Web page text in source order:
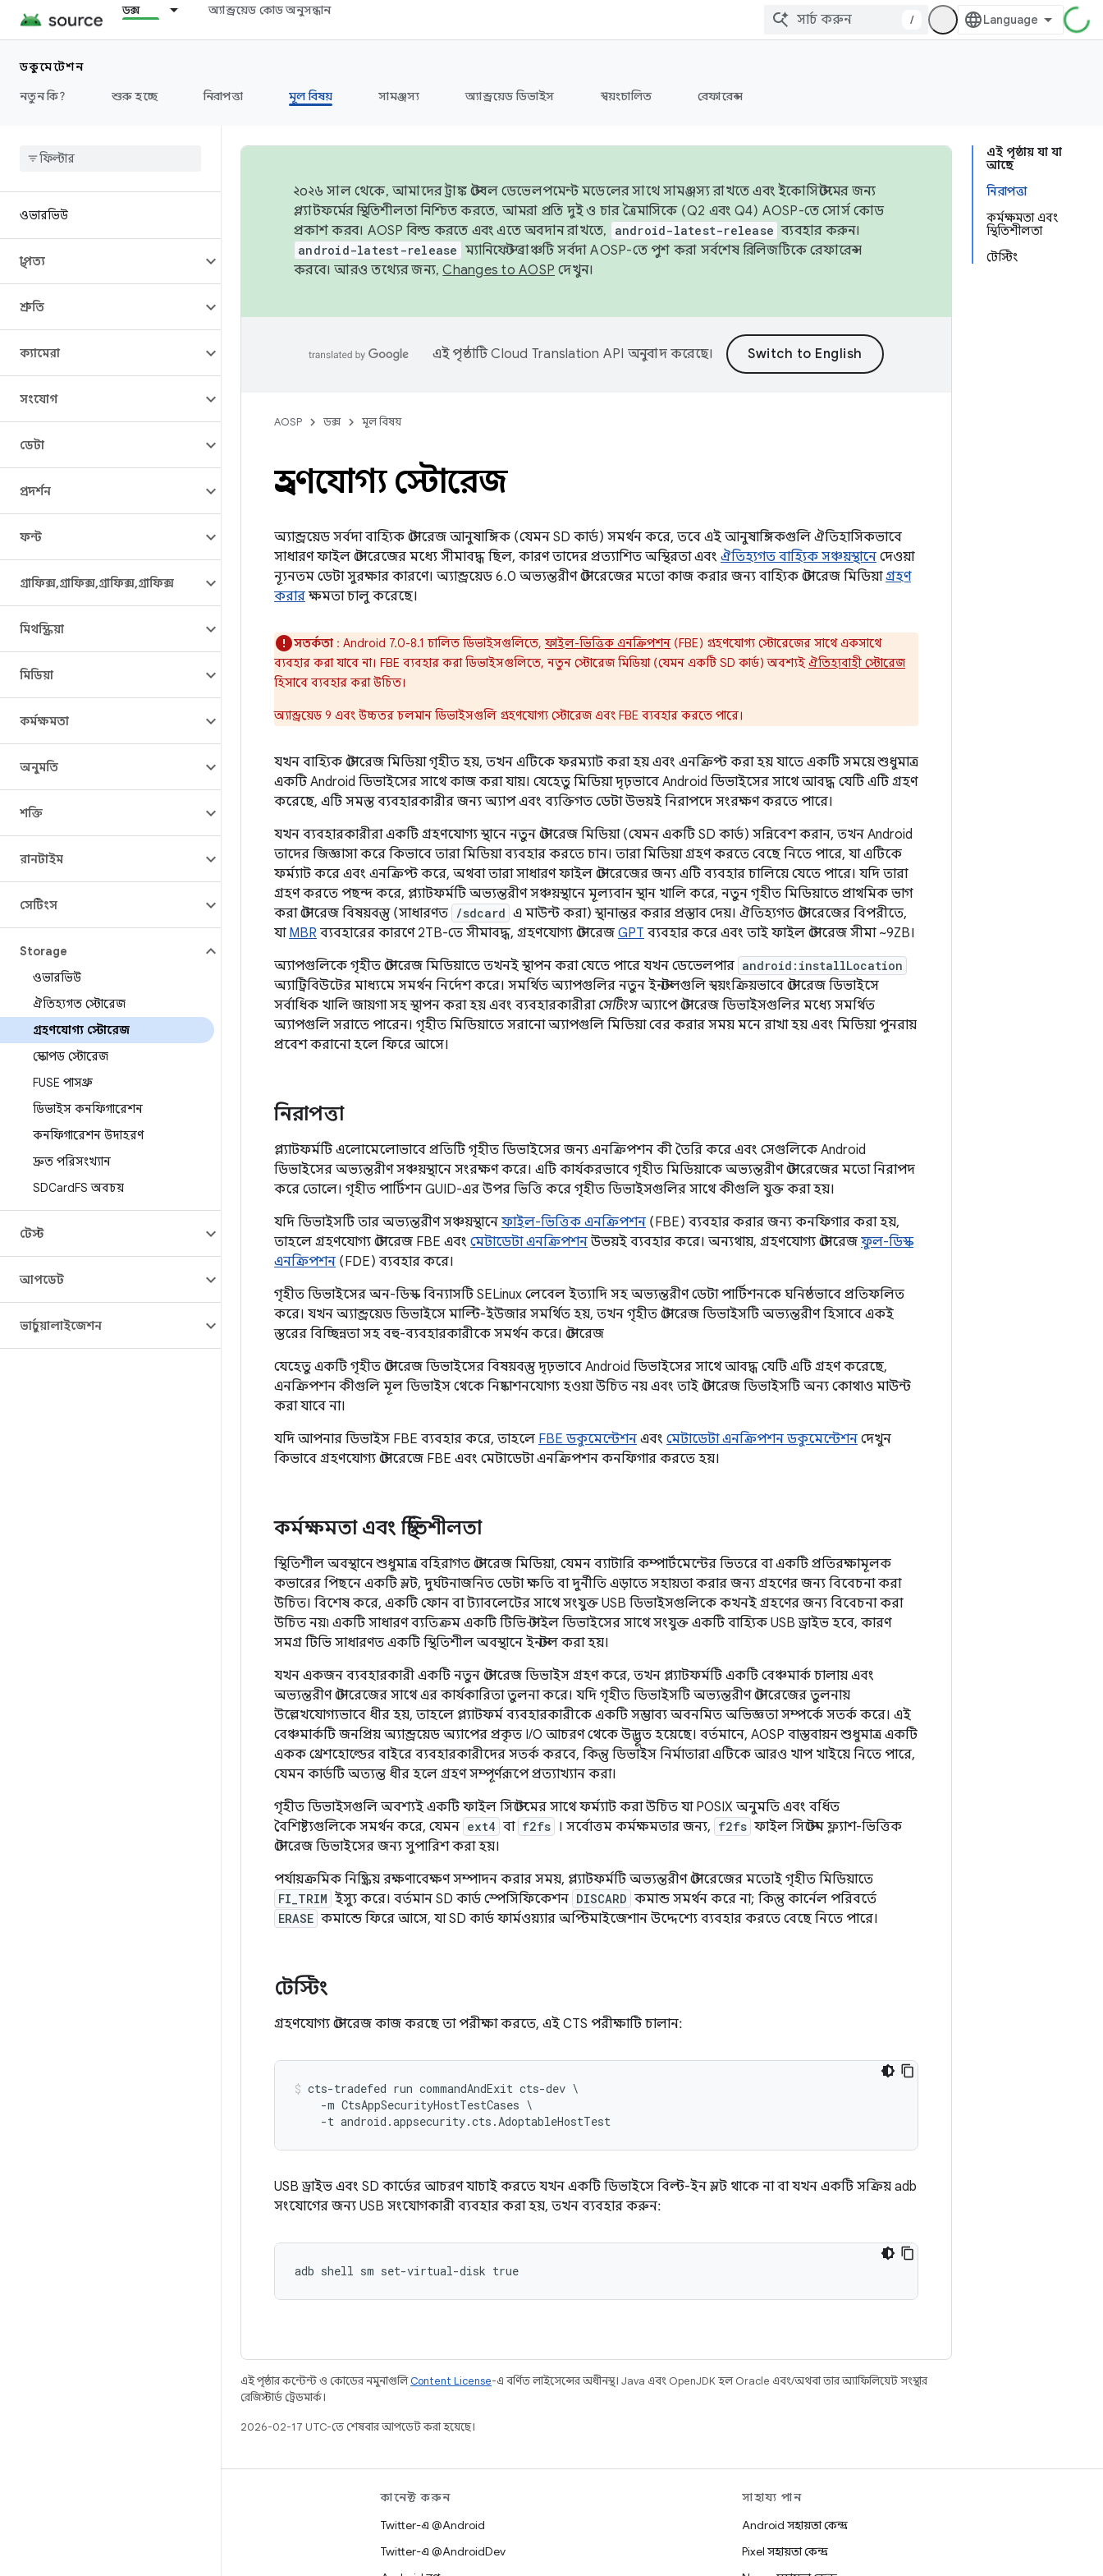
ডক্স অ্যান্ড্রয়েড কোড অনুসন্ধান
/
ডকুমেন্টেশন
নতুন কি?
শুরু হচ্ছে নিরাপত্তা মূল বিষয় সামঞ্জস্য অ্যান্ড্রয়েড ডিভাইস স্বয়ংচালিত রেফারেন্স
ওভারভিউ
স্থাপত্য
শ্রুতি
ক্যামেরা
সংযোগ
ডেটা
প্রদর্শন
ফন্ট
গ্রাফিক্স,গ্রাফিক্স,গ্রাফিক্স,গ্রাফিক্স
মিথস্ক্রিয়া
মিডিয়া
কর্মক্ষমতা
অনুমতি
শক্তি
রানটাইম
সেটিংস
Storage
ওভারভিউ
ঐতিহ্যগত স্টোরেজ
গ্রহণযোগ্য স্টোরেজ
স্কোপড স্টোরেজ
FUSE পাসথ্রু
ডিভাইস কনফিগারেশন
কনফিগারেশন উদাহরণ
দ্রুত পরিসংখ্যান
SDCardFS অবচয়
টেস্ট
আপডেট
ভার্চুয়ালাইজেশন
এই পৃষ্ঠায় যা যা
আছে
নিরাপত্তা
কর্মক্ষমতা এবং
স্থিতিশীলতা
টেস্টিং
২০২৬ সাল থেকে, আমাদের ট্রাঙ্ক স্টেবল ডেভেলপমেন্ট মডেলের সাথে সামঞ্জস্য রাখতে এবং ইকোসিস্টেমের জন্য
প্ল্যাটফর্মের স্থিতিশীলতা নিশ্চিত করতে, আমরা প্রতি দুই ও চার ত্রৈমাসিকে (Q2 এবং Q4) AOSP-তে সোর্স কোড
প্রকাশ করব। AOSP বিল্ড করতে এবং এতে অবদান রাখতে,
android-latest-release ব্যবহার করুন।
android-latest-release ম্যানিফেস্ট ব্রাঞ্চটি সর্বদা AOSP-তে পুশ করা সর্বশেষ রিলিজটিকে রেফারেন্স
করবে। আরও তথ্যের জন্য,Changes to AOSP দেখুন।
এই পৃষ্ঠাটিCloud Translation API অনুবাদ করেছে।
AOSP ডক্স মূল বিষয়
গ্রহণযোগ্য স্টোরেজ
অ্যান্ড্রয়েড সর্বদা বাহ্যিক স্টোরেজ আনুষাঙ্গিক (যেমন SD কার্ড) সমর্থন করে, তবে এই আনুষাঙ্গিকগুলি ঐতিহাসিকভাবে
সাধারণ ফাইল স্টোরেজের মধ্যে সীমাবদ্ধ ছিল, কারণ তাদের প্রত্যাশিত অস্থিরতা এবং ঐতিহ্যগত বাহ্যিক সঞ্চয়স্থানে দেওয়া
ন্যূনতম ডেটা সুরক্ষার কারণে। অ্যান্ড্রয়েড 6.0 অভ্যন্তরীণ স্টোরেজের মতো কাজ করার জন্য বাহ্যিক স্টোরেজ মিডিয়াগ্রহণ
করারক্ষমতা চালু করেছে।
সতর্কতা : Android 7.0-8.1 চালিত ডিভাইসগুলিতে, ফাইল-ভিত্তিক এনক্রিপশন (FBE) গ্রহণযোগ্য স্টোরেজের সাথে একসাথে
ব্যবহার করা যাবে না। FBE ব্যবহার করা ডিভাইসগুলিতে, নতুন স্টোরেজ মিডিয়া (যেমন একটি SD কার্ড) অবশ্যই ঐতিহ্যবাহী স্টোরেজ
হিসাবে ব্যবহার করা উচিত।
অ্যান্ড্রয়েড 9 এবং উচ্চতর চলমান ডিভাইসগুলি গ্রহণযোগ্য স্টোরেজ এবং FBE ব্যবহার করতে পারে।
যখন বাহ্যিক স্টোরেজ মিডিয়া গৃহীত হয়, তখন এটিকে ফরম্যাট করা হয় এবং এনক্রিপ্ট করা হয় যাতে একটি সময়ে শুধুমাত্র
একটি Android ডিভাইসের সাথে কাজ করা যায়। যেহেতু মিডিয়া দৃঢ়ভাবে Android ডিভাইসের সাথে আবদ্ধ যেটি এটি গ্রহণ
করেছে, এটি সমস্ত ব্যবহারকারীর জন্য অ্যাপ এবং ব্যক্তিগত ডেটা উভয়ই নিরাপদে সংরক্ষণ করতে পারে।
যখন ব্যবহারকারীরা একটি গ্রহণযোগ্য স্থানে নতুন স্টোরেজ মিডিয়া (যেমন একটি SD কার্ড) সন্নিবেশ করান, তখন Android
তাদের জিজ্ঞাসা করে কিভাবে তারা মিডিয়া ব্যবহার করতে চান। তারা মিডিয়া গ্রহণ করতে বেছে নিতে পারে, যা এটিকে
ফর্ম্যাট করে এবং এনক্রিপ্ট করে, অথবা তারা সাধারণ ফাইল স্টোরেজের জন্য এটি ব্যবহার চালিয়ে যেতে পারে। যদি তারা
গ্রহণ করতে পছন্দ করে, প্ল্যাটফর্মটি অভ্যন্তরীণ সঞ্চয়স্থানে মূল্যবান স্থান খালি করে, নতুন গৃহীত মিডিয়াতে প্রাথমিক ভাগ
করা স্টোরেজ বিষয়বস্তু (সাধারণত /sdcard এ মাউন্ট করা) স্থানান্তর করার প্রস্তাব দেয়। ঐতিহ্যগত স্টোরেজের বিপরীতে,
যা MBR ব্যবহারের কারণে 2TB-তে সীমাবদ্ধ, গ্রহণযোগ্য স্টোরেজ GPT ব্যবহার করে এবং তাই ফাইল স্টোরেজ সীমা ~9ZB।
অ্যাপগুলিকে গৃহীত স্টোরেজ মিডিয়াতে তখনই স্থাপন করা যেতে পারে যখন ডেভেলপার android:installLocation
অ্যাট্রিবিউটের মাধ্যমে সমর্থন নির্দেশ করে। সমর্থিত অ্যাপগুলির নতুন ইনস্টলগুলি স্বয়ংক্রিয়ভাবে স্টোরেজ ডিভাইসে
সর্বাধিক খালি জায়গা সহ স্থাপন করা হয় এবং ব্যবহারকারীরা সেটিংসঅ্যাপে স্টোরেজ ডিভাইসগুলির মধ্যে সমর্থিত
অ্যাপগুলি সরাতে পারেন। গৃহীত মিডিয়াতে সরানো অ্যাপগুলি মিডিয়া বের করার সময় মনে রাখা হয় এবং মিডিয়া পুনরায়
প্রবেশ করানো হলে ফিরে আসে।
নিরাপত্তা
প্ল্যাটফর্মটি এলোমেলোভাবে প্রতিটি গৃহীত ডিভাইসের জন্য এনক্রিপশন কী তৈরি করে এবং সেগুলিকে Android
ডিভাইসের অভ্যন্তরীণ সঞ্চয়স্থানে সংরক্ষণ করে। এটি কার্যকরভাবে গৃহীত মিডিয়াকে অভ্যন্তরীণ স্টোরেজের মতো নিরাপদ
করে তোলে। গৃহীত পার্টিশন GUID-এর উপর ভিত্তি করে গৃহীত ডিভাইসগুলির সাথে কীগুলি যুক্ত করা হয়।
যদি ডিভাইসটি তার অভ্যন্তরীণ সঞ্চয়স্থানে ফাইল-ভিত্তিক এনক্রিপশন (FBE) ব্যবহার করার জন্য কনফিগার করা হয়,
তাহলে গ্রহণযোগ্য স্টোরেজ FBE এবং মেটাডেটা এনক্রিপশন উভয়ই ব্যবহার করে। অন্যথায়, গ্রহণযোগ্য স্টোরেজ ফুল-ডিস্ক
এনক্রিপশন (FDE) ব্যবহার করে।
গৃহীত ডিভাইসের অন-ডিস্ক বিন্যাসটি SELinux লেবেল ইত্যাদি সহ অভ্যন্তরীণ ডেটা পার্টিশনকে ঘনিষ্ঠভাবে প্রতিফলিত
করে। যখন অ্যান্ড্রয়েড ডিভাইসে মাল্টি-ইউজার সমর্থিত হয়, তখন গৃহীত স্টোরেজ ডিভাইসটি অভ্যন্তরীণ হিসাবে একই
স্তরের বিচ্ছিন্নতা সহ বহু-ব্যবহারকারীকে সমর্থন করে। স্টোরেজ
যেহেতু একটি গৃহীত স্টোরেজ ডিভাইসের বিষয়বস্তু দৃঢ়ভাবে Android ডিভাইসের সাথে আবদ্ধ যেটি এটি গ্রহণ করেছে,
এনক্রিপশন কীগুলি মূল ডিভাইস থেকে নিষ্কাশনযোগ্য হওয়া উচিত নয় এবং তাই স্টোরেজ ডিভাইসটি অন্য কোথাও মাউন্ট
করা যাবে না।
যদি আপনার ডিভাইস FBE ব্যবহার করে, তাহলে FBE ডকুমেন্টেশন এবং মেটাডেটা এনক্রিপশন ডকুমেন্টেশন দেখুন
কিভাবে গ্রহণযোগ্য স্টোরেজে FBE এবং মেটাডেটা এনক্রিপশন কনফিগার করতে হয়।
কর্মক্ষমতা এবং স্থিতিশীলতা
স্থিতিশীল অবস্থানে শুধুমাত্র বহিরাগত স্টোরেজ মিডিয়া, যেমন ব্যাটারি কম্পার্টমেন্টের ভিতরে বা একটি প্রতিরক্ষামূলক
কভারের পিছনে একটি স্লট, দুর্ঘটনাজনিত ডেটা ক্ষতি বা দুর্নীতি এড়াতে সহায়তা করার জন্য গ্রহণের জন্য বিবেচনা করা
উচিত। বিশেষ করে, একটি ফোন বা ট্যাবলেটের সাথে সংযুক্ত USB ডিভাইসগুলিকে কখনই গ্রহণের জন্য বিবেচনা করা
উচিত নয়৷ একটি সাধারণ ব্যতিক্রম একটি টিভি-স্টাইল ডিভাইসের সাথে সংযুক্ত একটি বাহ্যিক USB ড্রাইভ হবে, কারণ
সমগ্র টিভি সাধারণত একটি স্থিতিশীল অবস্থানে ইনস্টল করা হয়।
যখন একজন ব্যবহারকারী একটি নতুন স্টোরেজ ডিভাইস গ্রহণ করে, তখন প্ল্যাটফর্মটি একটি বেঞ্চমার্ক চালায় এবং
অভ্যন্তরীণ স্টোরেজের সাথে এর কার্যকারিতা তুলনা করে। যদি গৃহীত ডিভাইসটি অভ্যন্তরীণ স্টোরেজের তুলনায়
উল্লেখযোগ্যভাবে ধীর হয়, তাহলে প্ল্যাটফর্ম ব্যবহারকারীকে একটি সম্ভাব্য অবনমিত অভিজ্ঞতা সম্পর্কে সতর্ক করে। এই
বেঞ্চমার্কটি জনপ্রিয় অ্যান্ড্রয়েড অ্যাপের প্রকৃত I/O আচরণ থেকে উদ্ভূত হয়েছে। বর্তমানে, AOSP বাস্তবায়ন শুধুমাত্র একটি
একক থ্রেশহোল্ডের বাইরে ব্যবহারকারীদের সতর্ক করবে, কিন্তু ডিভাইস নির্মাতারা এটিকে আরও খাপ খাইয়ে নিতে পারে,
যেমন কার্ডটি অত্যন্ত ধীর হলে গ্রহণ সম্পূর্ণরূপে প্রত্যাখ্যান করা।
গৃহীত ডিভাইসগুলি অবশ্যই একটি ফাইল সিস্টেমের সাথে ফর্ম্যাট করা উচিত যা POSIX অনুমতি এবং বর্ধিত
বৈশিষ্ট্যগুলিকে সমর্থন করে, যেমন ext4 বা f2fs । সর্বোত্তম কর্মক্ষমতার জন্য, f2fs ফাইল সিস্টেম ফ্ল্যাশ-ভিত্তিক
স্টোরেজ ডিভাইসের জন্য সুপারিশ করা হয়।
পর্যায়ক্রমিক নিষ্ক্রিয় রক্ষণাবেক্ষণ সম্পাদন করার সময়, প্ল্যাটফর্মটি অভ্যন্তরীণ স্টোরেজের মতোই গৃহীত মিডিয়াতে
FI_TRIM ইস্যু করে। বর্তমান SD কার্ড স্পেসিফিকেশন DISCARD কমান্ড সমর্থন করে না; কিন্তু কার্নেল পরিবর্তে
ERASE কমান্ডে ফিরে আসে, যা SD কার্ড ফার্মওয়্যার অপ্টিমাইজেশান উদ্দেশ্যে ব্যবহার করতে বেছে নিতে পারে।
টেস্টিং
গ্রহণযোগ্য স্টোরেজ কাজ করছে তা পরীক্ষা করতে, এই CTS পরীক্ষাটি চালান:
cts-tradefed run commandAndExit cts-dev \
    -m CtsAppSecurityHostTestCases \
    -t android.appsecurity.cts.AdoptableHostTest
USB ড্রাইভ এবং SD কার্ডের আচরণ যাচাই করতে যখন একটি ডিভাইসে বিল্ট-ইন স্লট থাকে না বা যখন একটি সক্রিয় adb
সংযোগের জন্য USB সংযোগকারী ব্যবহার করা হয়, তখন ব্যবহার করুন:
adb shell sm set-virtual-disk true
এই পৃষ্ঠার কন্টেন্ট ও কোডের নমুনাগুলিContent License-এ বর্ণিত লাইসেন্সের অধীনস্থ। Java এবং OpenJDK হল Oracle এবং/অথবা তার অ্যাফিলিয়েট সংস্থার
রেজিস্টার্ড ট্রেডমার্ক।
2026-02-17 UTC-তে শেষবার আপডেট করা হয়েছে।
কানেক্ট করুন
Twitter-এ @Android
Twitter-এ @AndroidDev
সাহায্য পান
Android সহায়তা কেন্দ্র
Pixel সহায়তা কেন্দ্র